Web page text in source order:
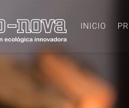
INICIO